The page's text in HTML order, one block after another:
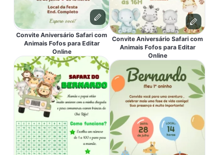
Convite Aniversário Safari com
Animais Fofos para Editar
Online
Convite Aniversário Safari com
Animais Fofos para Editar
Online